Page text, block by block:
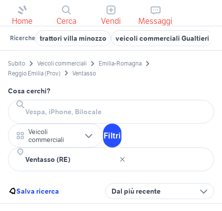
Home Cerca Vendi Messaggi
Ricerche trattori villa minozzo veicoli commerciali Gualtieri
Subito Veicoli commerciali
Emilia-Romagna
Reggio Emilia (Prov)
Ventasso
Cosa cerchi?
Veicoli
commerciali
Filtri
Salva ricerca Dal più recente